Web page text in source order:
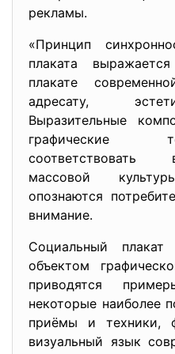
рекламы.
«Принцип
плаката
плакате
адресату,
Выразительные
графические
соответствовать
массовой
опознаются
внимание.
Социальный плакат
объектом
приводятся
некоторые наиболее
приёмы и техники,
визуальный язык